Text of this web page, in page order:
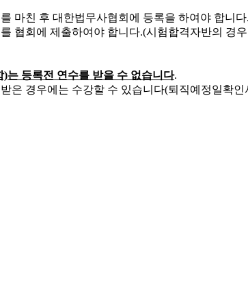
마친 후 대한법무사협회에 등록을 하여야 합니
협회에 제출하여야 합니다.(시험합격자반의 경
는 등록전 연수를 받을 수 없습니다.
은 경우에는 수강할 수 있습니다(퇴직예정일확